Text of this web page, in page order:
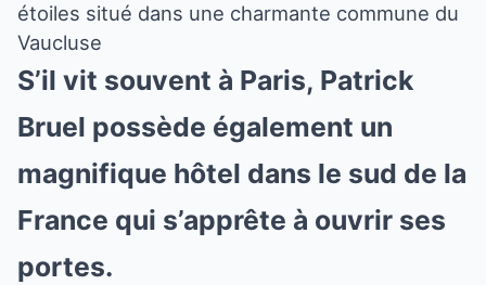
étoiles situé dans une charmante commune du
Vaucluse
S’il vit souvent à Paris, Patrick
Bruel possède également un
magnifique hôtel dans le sud de la
France qui s’apprête à ouvrir ses
portes.